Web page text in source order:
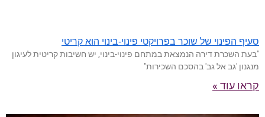
סעיף הפינוי של שוכר בפרויקטי פינוי-בינוי הוא קריטי
"בעת השכרת דירה הנמצאת במתחם פינוי-בינוי, יש חשיבות קריטית לעיגון
מנגנון 'גב אל גב' בהסכם השכירות"
קראו עוד »